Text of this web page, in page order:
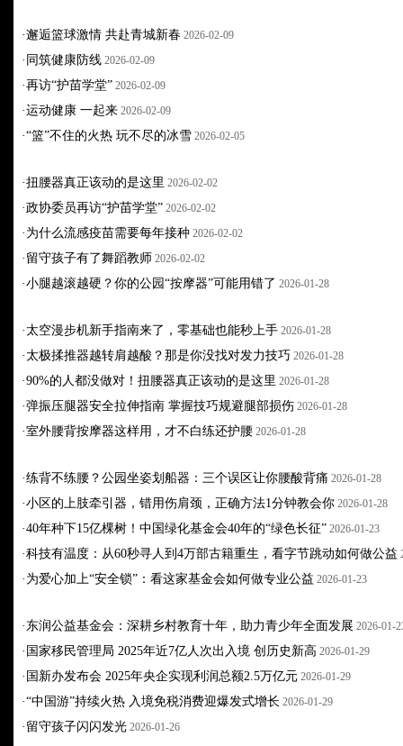
·邂逅篮球激情 共赴青城新春 2026-02-09
· 同筑健康防线 2026-02-09
·再访“护苗学堂” 2026-02-09
·运动健康 一起来 2026-02-09
·“篮”不住的火热 玩不尽的冰雪 2026-02-05
·扭腰器真正该动的是这里 2026-02-02
·政协委员再访“护苗学堂” 2026-02-02
· 为什么流感疫苗需要每年接种 2026-02-02
· 留守孩子有了舞蹈教师 2026-02-02
·小腿越滚越硬？你的公园“按摩器”可能用错了 2026-01-28
· 太空漫步机新手指南来了，零基础也能秒上手 2026-01-28
· 太极揉推器越转肩越酸？那是你没找对发力技巧 2026-01-28
·90%的人都没做对！扭腰器真正该动的是这里 2026-01-28
·弹振压腿器安全拉伸指南 掌握技巧规避腿部损伤 2026-01-28
·室外腰背按摩器这样用，才不白练还护腰 2026-01-28
·练背不练腰？公园坐姿划船器：三个误区让你腰酸背痛 2026-01-28
·小区的上肢牵引器，错用伤肩颈，正确方法1分钟教会你 2026-01-28
·40年种下15亿棵树！中国绿化基金会40年的“绿色长征” 2026-01-23
·科技有温度：从60秒寻人到4万部古籍重生，看字节跳动如何做公益
· 为爱心加上“安全锁”：看这家基金会如何做专业公益 2026-01-23
· 东润公益基金会：深耕乡村教育十年，助力青少年全面发展 2026-01-
· 国家移民管理局 2025年近7亿人次出入境 创历史新高 2026-01-29
· 国新办发布会 2025年央企实现利润总额2.5万亿元 2026-01-29
·“中国游”持续火热 入境免税消费迎爆发式增长 2026-01-29
· 留守孩子闪闪发光 2026-01-26